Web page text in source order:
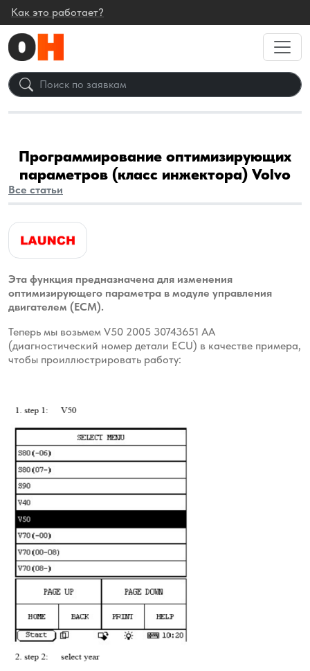
Как это работает?
Все статьи
Программирование оптимизирующих
параметров (класс инжектора) Volvo
Эта функция предназначена для изменения
оптимизирующего параметра в модуле управления
двигателем (ECM).
Теперь мы возьмем V50 2005 30743651 AA
(диагностический номер детали ECU) в качестве примера,
чтобы проиллюстрировать работу: